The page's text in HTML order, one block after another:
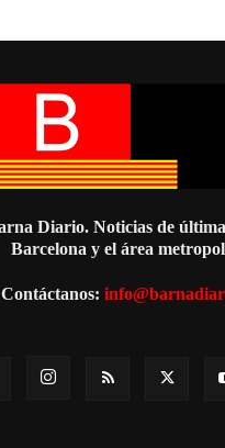
Diario. Noticias de
Barcelona y el área
Contáctanos: